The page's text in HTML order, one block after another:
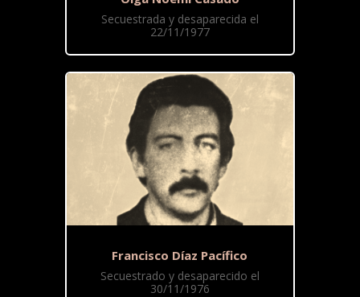
Secuestrada y desaparecida el
22/11/1977
Francisco Díaz Pacífico
Secuestrado y desaparecido el
30/11/1976